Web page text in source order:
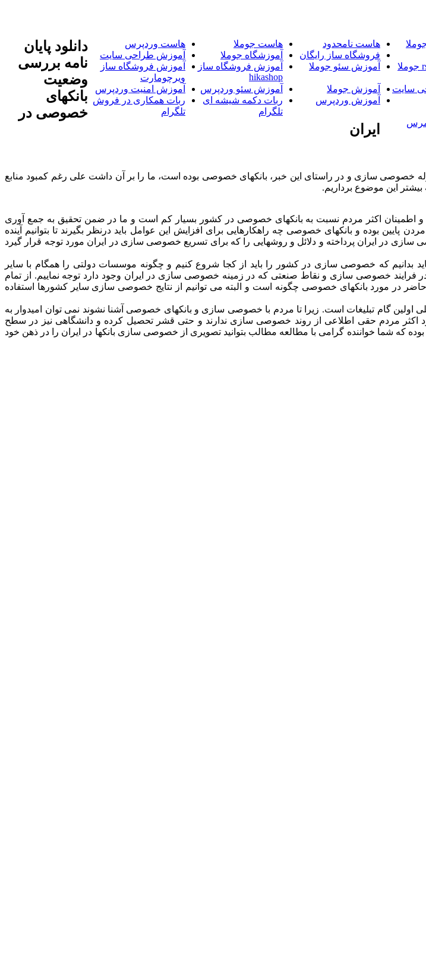
هاست نامحدود هاست جوملا
هاست وردپرس
فروشگاه ساز رایگان آموزشگاه جوملا
آموزش طراحی سایت
آموزش سئو جوملا
آموزش فروشگاه ساز
hikashop
آموزش فروشگاه ساز
ویرچومارت
سایت
آموزش جوملا آموزش سئو وردپرس
آموزش امنیت وردپرس
آموزش وردپرس
ربات دکمه شیشه ای
تلگرام
ربات همکاری در فروش
تلگرام
دانلود پایان
نامه بررسی
وضعیت
بانکهای
خصوصی در
ایران
خصوصی سازی و در راستای این خبر، بانکهای خصوصی بوده است، ما را بر آن داشت علی رغم کمبود منابع
این موضوع برداریم.
و اطمینان اکثر مردم نسبت به بانکهای خصوصی در کشور بسیار کم است و ما در ضمن تحقیق به جمع آوری
بوده و بانکهای خصوصی چه راهکارهایی برای افزایش این عوامل باید درنظر بگیرند تا بتوانیم آینده
در ایران پرداخته و دلائل و روشهایی را که برای تسریع خصوصی سازی در ایران مورد توجه قرار گیرد
که خصوصی سازی در کشور را باید از کجا شروع کنیم و چگونه موسسات دولتی را همگام با سایر
فرایند خصوصی سازی و نقاط صنعتی که در زمینه خصوصی سازی در ایران وجود دارد توجه نماییم. از تمام
در مورد بانکهای خصوصی چگونه است و البته می توانیم از نتایج خصوصی سازی سایر کشورها استفاده
اولین گام تبلیغات است. زیرا تا مردم با خصوصی سازی و بانکهای خصوصی آشنا نشوند نمی توان امیدوار به
اکثر مردم حقی اطلاعی از روند خصوصی سازی ندارند و حتی قشر تحصیل کرده و دانشگاهی نیز در سطح
بوده که شما خواننده گرامی با مطالعه مطالب بتوانید تصویری از خصوصی سازی بانکها در ایران را در ذهن خود